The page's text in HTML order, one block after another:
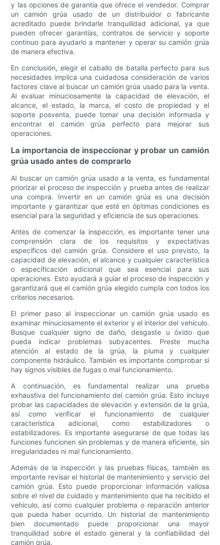
y las opciones de garantía que ofrece el vendedor. Comprar
un camión grúa usado de un distribuidor o fabricante
acreditado puede brindarle tranquilidad adicional, ya que
pueden ofrecer garantías, contratos de servicio y soporte
continuo para ayudarlo a mantener y operar su camión grúa
de manera efectiva.
En conclusión, elegir el caballo de batalla perfecto para sus
necesidades implica una cuidadosa consideración de varios
factores clave al buscar un camión grúa usado para la venta.
Al evaluar minuciosamente la capacidad de elevación, el
alcance, el estado, la marca, el costo de propiedad y el
soporte posventa, puede tomar una decisión informada y
encontrar el camión grúa perfecto para mejorar sus
operaciones.
La importancia de inspeccionar y probar un camión
grúa usado antes de comprarlo
Al buscar un camión grúa usado a la venta, es fundamental
priorizar el proceso de inspección y prueba antes de realizar
una compra. Invertir en un camión grúa es una decisión
importante y garantizar que esté en óptimas condiciones es
esencial para la seguridad y eficiencia de sus operaciones.
Antes de comenzar la inspección, es importante tener una
comprensión clara de los requisitos y expectativas
específicos del camión grúa. Considere el uso previsto, la
capacidad de elevación, el alcance y cualquier característica
o especificación adicional que sea esencial para sus
operaciones. Esto ayudará a guiar el proceso de inspección y
garantizará que el camión grúa elegido cumpla con todos los
criterios necesarios.
El primer paso al inspeccionar un camión grúa usado es
examinar minuciosamente el exterior y el interior del vehículo.
Busque cualquier signo de daño, desgaste u óxido que
pueda indicar problemas subyacentes. Preste mucha
atención al estado de la grúa, la pluma y cualquier
componente hidráulico. También es importante comprobar si
hay signos visibles de fugas o mal funcionamiento.
A continuación, es fundamental realizar una prueba
exhaustiva del funcionamiento del camión grúa. Esto incluye
probar las capacidades de elevación y extensión de la grúa,
así como verificar el funcionamiento de cualquier
característica adicional, como estabilizadores o
estabilizadores. Es importante asegurarse de que todas las
funciones funcionen sin problemas y de manera eficiente, sin
irregularidades ni mal funcionamiento.
Además de la inspección y las pruebas físicas, también es
importante revisar el historial de mantenimiento y servicio del
camión grúa. Esto puede proporcionar información valiosa
sobre el nivel de cuidado y mantenimiento que ha recibido el
vehículo, así como cualquier problema o reparación anterior
que pueda haber ocurrido. Un historial de mantenimiento
bien documentado puede proporcionar una mayor
tranquilidad sobre el estado general y la confiabilidad del
camión grúa.